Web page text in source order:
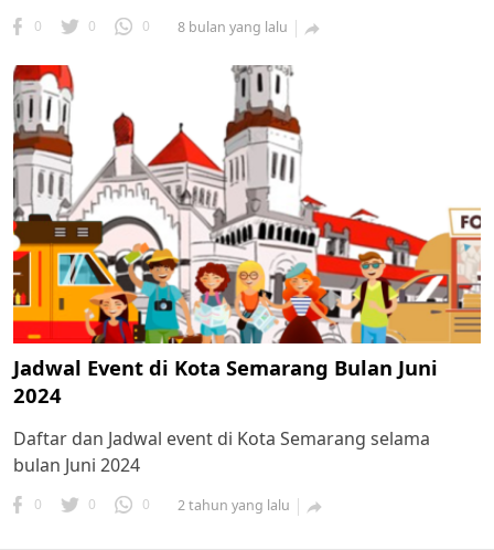
0 0 0 8 bulan yang lalu 
Jadwal Event di Kota Semarang Bulan Juni
2024
Daftar dan Jadwal event di Kota Semarang selama
bulan Juni 2024
0 0 0 2 tahun yang lalu 